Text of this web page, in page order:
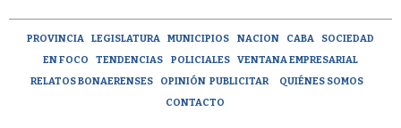
PROVINCIA LEGISLATURA MUNICIPIOS NACION CABA
SOCIEDAD
EN FOCO
TENDENCIAS POLICIALES
VENTANA EMPRESARIAL
RELATOS BONAERENSES
OPINIÓN PUBLICITAR
QUIÉNES SOMOS
CONTACTO